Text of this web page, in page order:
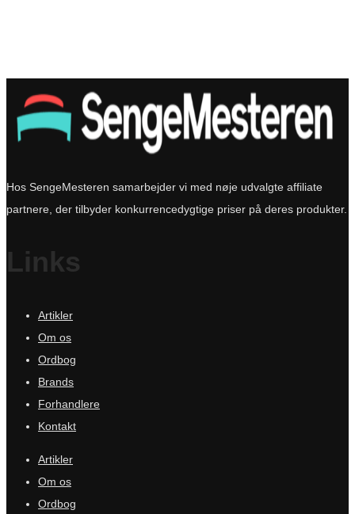
Hos SengeMesteren samarbejder vi med nøje udvalgte affiliate
partnere, der tilbyder konkurrencedygtige priser på deres produkter.
Links
Artikler
Om os
Ordbog
Brands
Forhandlere
Kontakt
Artikler
Om os
Ordbog